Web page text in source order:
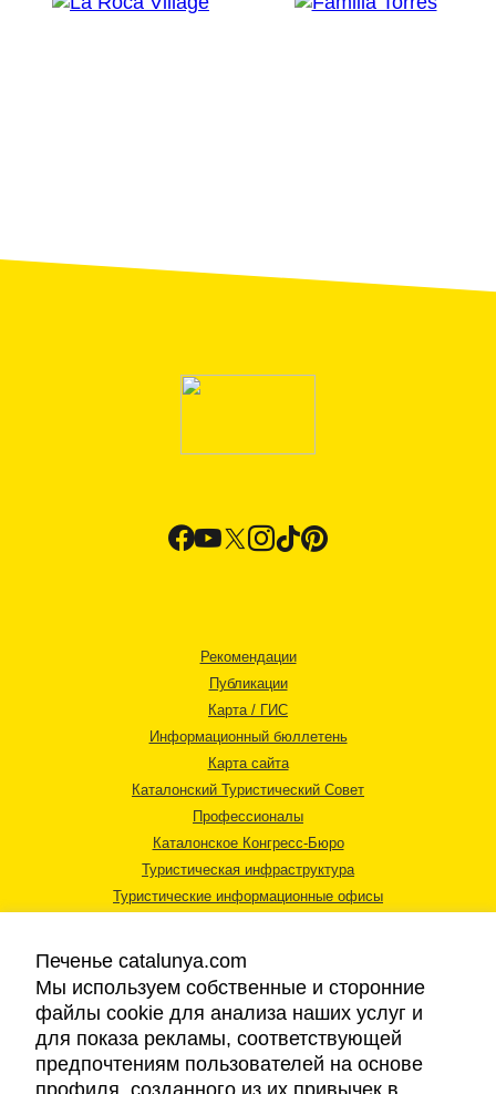
Рекомендации
Публикации
Карта / ГИС
Информационный бюллетень
Карта сайта
Каталонский Туристический Совет
Профессионалы
Каталонское Конгресс-Бюро
Туристическая инфраструктура
Туристические информационные офисы
Правовая информация
Печенье catalunya.com
Мы используем собственные и сторонние
файлы cookie для анализа наших услуг и
для показа рекламы, соответствующей
предпочтениям пользователей на основе
профиля, созданного из их привычек в